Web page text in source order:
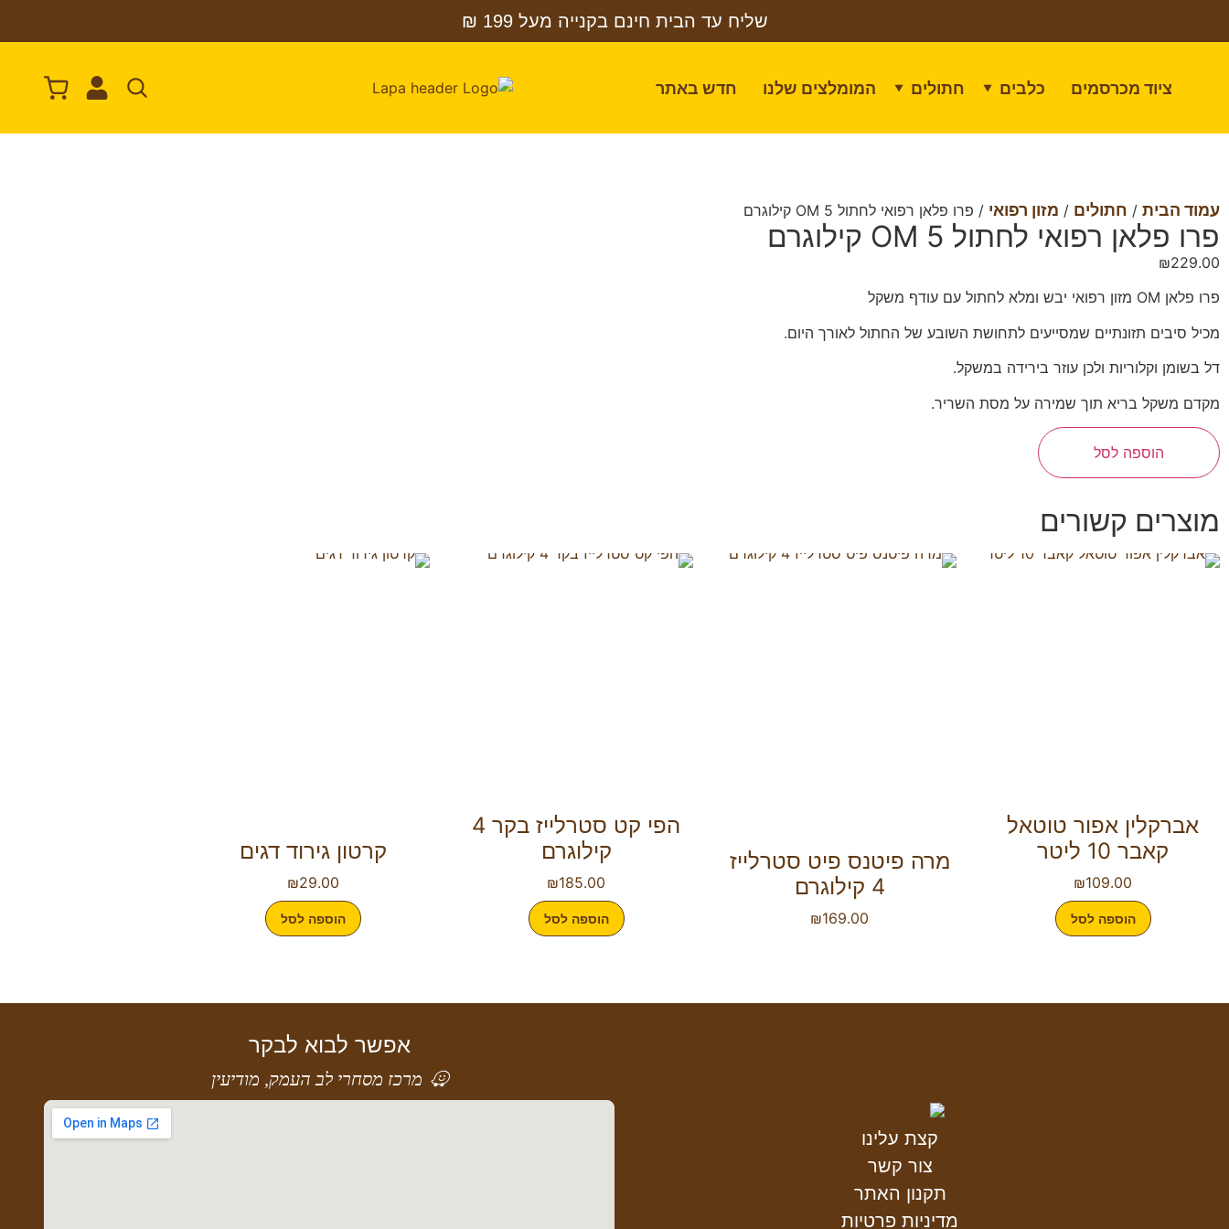
שליח עד הבית חינם בקנייה מעל 199 ₪
ציוד מכרסמים כלבים ▼ חתולים ▼ המומלצים שלנו חדש באתר
עמוד הבית / חתולים / מזון רפואי / פרו פלאן רפואי לחתול OM 5 קילוגרם
פרו פלאן רפואי לחתול OM 5 קילוגרם
₪229.00
פרו פלאן OM מזון רפואי יבש ומלא לחתול עם עודף משקל
מכיל סיבים תזונתיים שמסייעים לתחושת השובע של החתול לאורך היום.
דל בשומן וקלוריות ולכן עוזר בירידה במשקל.
מקדם משקל בריא תוך שמירה על מסת השריר.
הוספה לסל
מוצרים קשורים
אברקלין אפור טוטאל
קאבר 10 ליטר
₪109.00
הוספה לסל
מרה פיטנס פיט סטרלייז
4 קילוגרם
₪169.00
הפי קט סטרלייז בקר 4
קילוגרם
₪185.00
הוספה לסל
קרטון גירוד דגים
₪29.00
הוספה לסל
קצת עלינו
צור קשר
תקנון האתר
מדיניות פרטיות
אפשר לבוא לבקר
מרכז מסחרי לב העמק, מודיעין